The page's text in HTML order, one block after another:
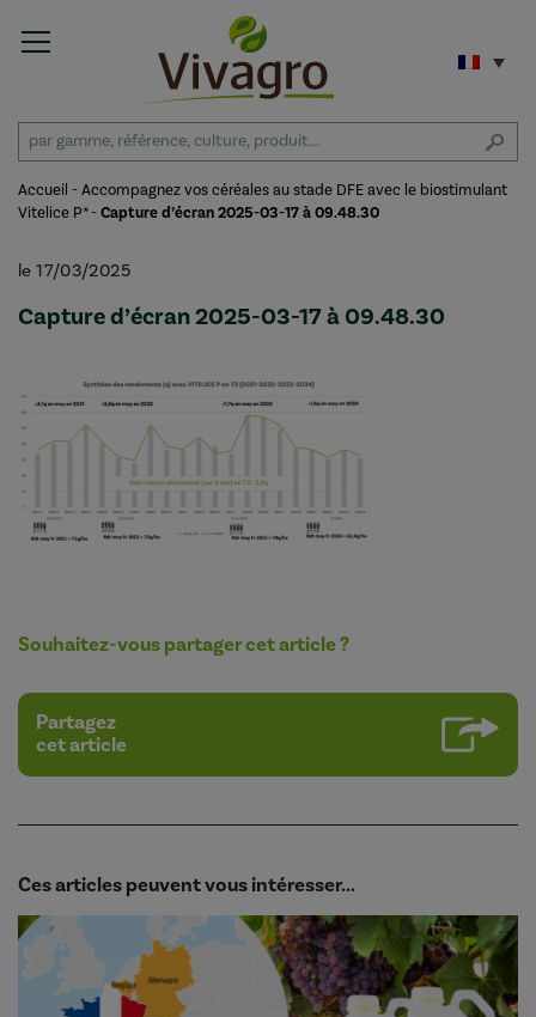
Accueil -Accompagnez vos céréales au stade DFE avec le biostimulant
Vitelice P*-Capture d’écran 2025-03-17 à 09.48.30
le 17/03/2025
Capture d’écran 2025-03-17 à 09.48.30
Souhaitez-vous partager cet article ?
Partagez
cet article
Ces articles peuvent vous intéresser...